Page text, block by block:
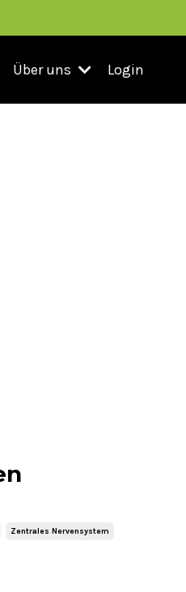
Über uns Login
Zentrales Nervensystem